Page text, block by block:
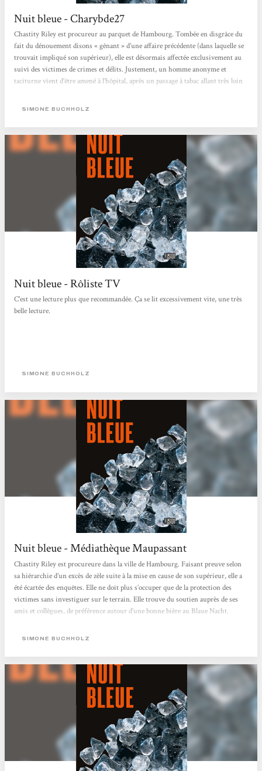
Nuit bleue - Charybde27
Chastity Riley est procureur au parquet de Hambourg. Tombée en disgrâce du
fait du dénouement disons « gênant » d’une affaire précédente (dans laquelle se
trouvait impliqué son supérieur), elle est désormais affectée exclusivement au
suivi des victimes de crimes et délits. Justement, un homme anonyme et
taciturne vient d’être amené à l’hôpital, après un passage à tabac allant très loin
à nouer une forme...
SIMONE BUCHHOLZ
Nuit bleue - Rôliste TV
C'est une lecture plus que recommandée. Ça se lit excessivement vite, une très
belle lecture.
SIMONE BUCHHOLZ
Nuit bleue - Médiathèque Maupassant
Chastity Riley est procureure dans la ville de Hambourg. Faisant preuve selon
sa hiérarchie d’un excès de zèle suite à la mise en cause de son supérieur, elle a
été écartée des enquêtes. Elle ne doit plus s’occuper que de la protection des
victimes sans investiguer sur le terrain. Elle trouve du soutien auprès de ses
amis et collègues, de préférence autour d’une bonne bière au Blaue Nacht.
coupé se présente, elle comprend rapidement qu’il ne s’agit...
SIMONE BUCHHOLZ